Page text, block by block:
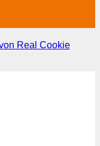
Real Cookie